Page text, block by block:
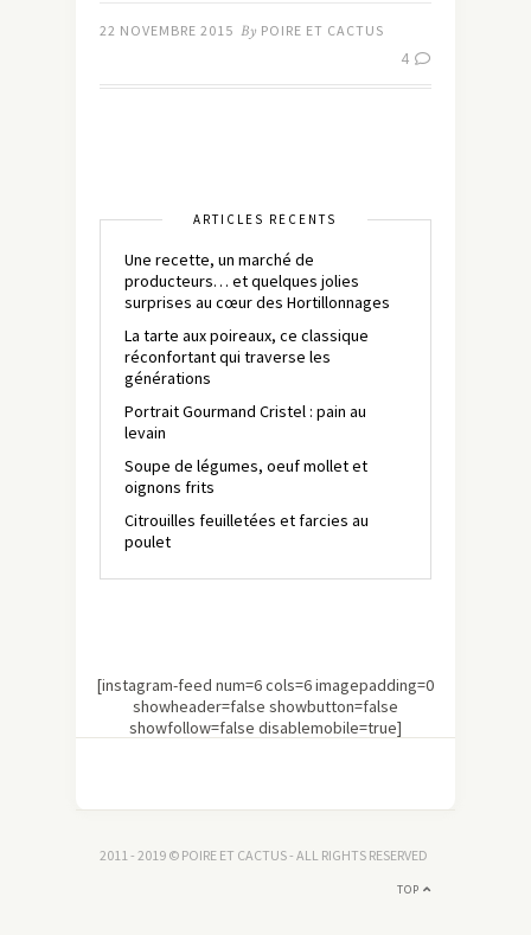
22 NOVEMBRE 2015 By POIRE ET CACTUS
4
ARTICLES RÉCENTS
Une recette, un marché de
producteurs… et quelques jolies
surprises au cœur des Hortillonnages
La tarte aux poireaux, ce classique
réconfortant qui traverse les
générations
Portrait Gourmand Cristel : pain au
levain
Soupe de légumes, oeuf mollet et
oignons frits
Citrouilles feuilletées et farcies au
poulet
[instagram-feed num=6 cols=6 imagepadding=0
showheader=false showbutton=false
showfollow=false disablemobile=true]
2011 - 2019 © POIRE ET CACTUS - ALL RIGHTS RESERVED
TOP